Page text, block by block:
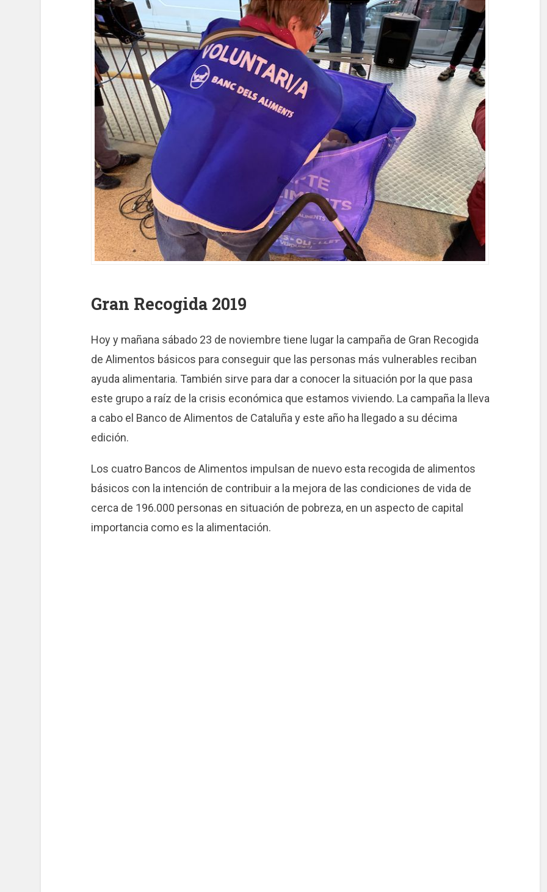
Gran Recogida 2019
Hoy y mañana sábado 23 de noviembre tiene lugar la campaña de Gran Recogida
de Alimentos básicos para conseguir que las personas más vulnerables reciban
ayuda alimentaria. También sirve para dar a conocer la situación por la que pasa
este grupo a raíz de la crisis económica que estamos viviendo. La campaña la lleva
a cabo el Banco de Alimentos de Cataluña y este año ha llegado a su décima
edición.
Los cuatro Bancos de Alimentos impulsan de nuevo esta recogida de alimentos
básicos con la intención de contribuir a la mejora de las condiciones de vida de
cerca de 196.000 personas en situación de pobreza, en un aspecto de capital
importancia como es la alimentación.